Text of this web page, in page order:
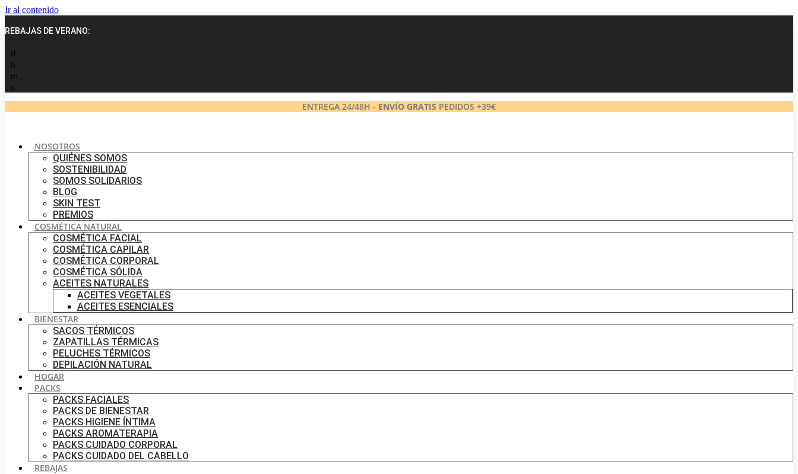
Ir al contenido
REBAJAS DE VERANO:
d :
h :
m :
s
ENTREGA 24/48H - ENVÍO GRATIS PEDIDOS +39€
NOSOTROS
QUIÉNES SOMOS
SOSTENIBILIDAD
SOMOS SOLIDARIOS
BLOG
SKIN TEST
PREMIOS
COSMÉTICA NATURAL
COSMÉTICA FACIAL
COSMÉTICA CAPILAR
COSMÉTICA CORPORAL
COSMÉTICA SÓLIDA
ACEITES NATURALES
ACEITES VEGETALES
ACEITES ESENCIALES
BIENESTAR
SACOS TÉRMICOS
ZAPATILLAS TÉRMICAS
PELUCHES TÉRMICOS
DEPILACIÓN NATURAL
HOGAR
PACKS
PACKS FACIALES
PACKS DE BIENESTAR
PACKS HIGIENE ÍNTIMA
PACKS AROMATERAPIA
PACKS CUIDADO CORPORAL
PACKS CUIDADO DEL CABELLO
REBAJAS